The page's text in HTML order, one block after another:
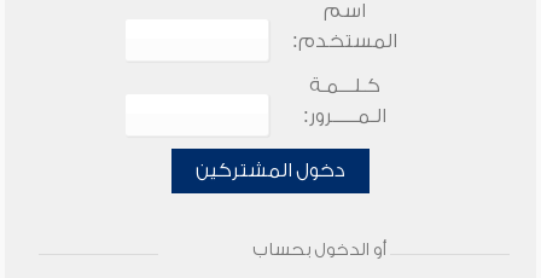
اسم
المستخدم:
كـلـــمـة
الـمـــــرور:
دخول المشتركين
أو الدخول بحساب